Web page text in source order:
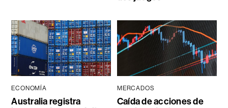
ECONOMÍA
Australia registra
MERCADOS
Caída de acciones de